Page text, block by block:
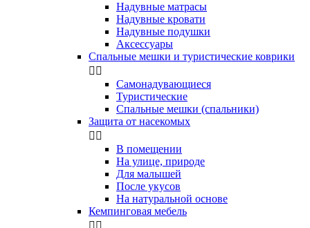
Надувные матрасы
Надувные кровати
Надувные подушки
Аксессуары
Спальные мешки и туристические коврики
 
Самонадувающиеся
Туристические
Спальные мешки (спальники)
Защита от насекомых
 
В помещении
На улице, природе
Для малышей
После укусов
На натуральной основе
Кемпинговая мебель
 